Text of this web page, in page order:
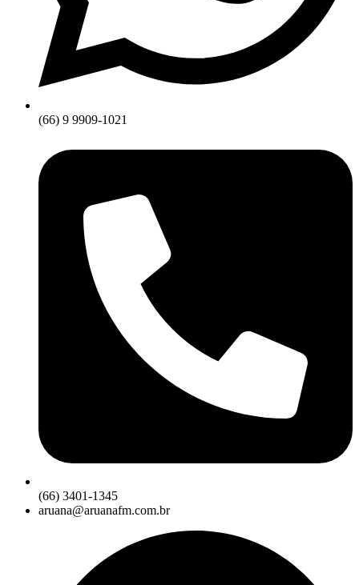
(66) 9 9909-1021
(66) 3401-1345
aruana@aruanafm.com.br